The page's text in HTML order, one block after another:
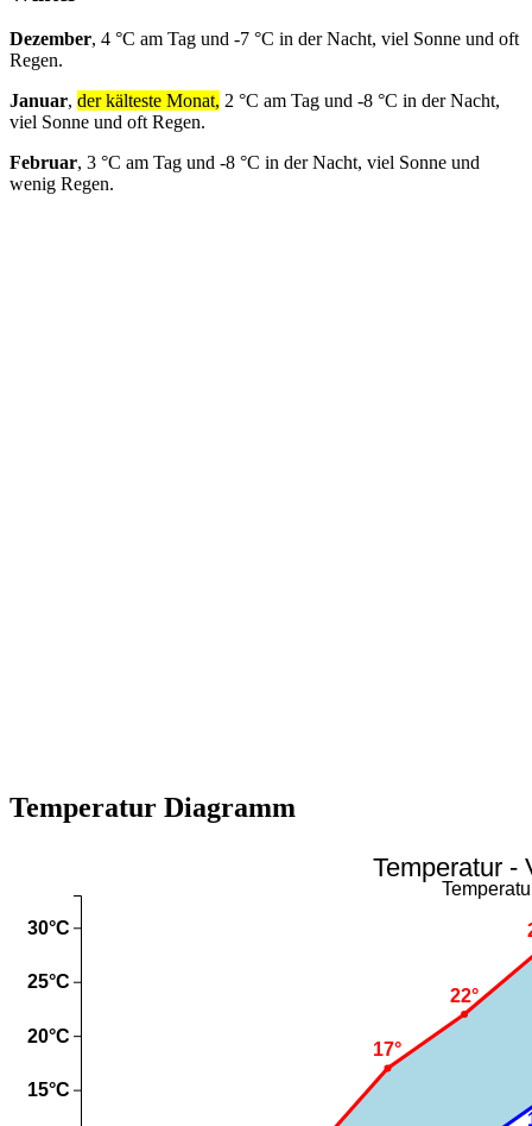
Dezember, 4 °C am Tag und -7 °C in der Nacht, viel Sonne und oft
Regen.
Januar, der kälteste Monat, 2 °C am Tag und -8 °C in der Nacht,
viel Sonne und oft Regen.
Februar, 3 °C am Tag und -8 °C in der Nacht, viel Sonne und
wenig Regen.
Temperatur Diagramm